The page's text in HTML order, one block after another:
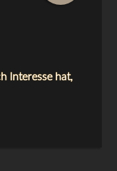
Interesse hat,